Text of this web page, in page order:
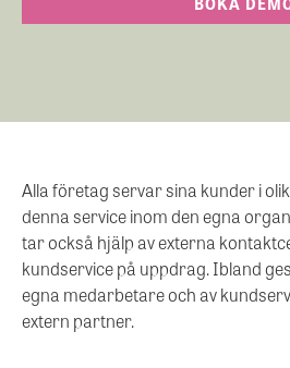
Alla företag servar sina kunder i
denna service inom den egna
tar också hjälp av externa
kundservice på uppdrag. Ibland
egna medarbetare och av
extern partner.